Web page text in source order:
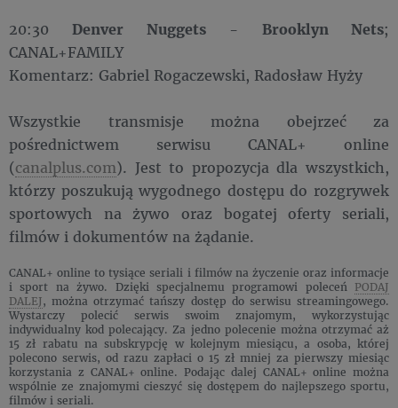
20:30Denver Nuggets- Brooklyn Nets;
CANAL+FAMILY
Komentarz: Gabriel Rogaczewski, Radosław Hyży
Wszystkie transmisje można obejrzeć za
pośrednictwem serwisu CANAL+ online
(canalplus.com). Jest to propozycja dla wszystkich,
którzy poszukują wygodnego dostępu do rozgrywek
sportowych na żywo oraz bogatej oferty seriali,
filmów i dokumentów na żądanie.
CANAL+ online to tysiące seriali i filmów na życzenie oraz informacje
i sport na żywo. Dzięki specjalnemu programowi poleceń PODAJ
DALEJ, można otrzymać tańszy dostęp do serwisu streamingowego.
Wystarczy polecić serwis swoim znajomym, wykorzystując
indywidualny kod polecający. Za jedno polecenie można otrzymać aż
15 zł rabatu na subskrypcję w kolejnym miesiącu, a osoba, której
polecono serwis, od razu zapłaci o 15 zł mniej za pierwszy miesiąc
korzystania z CANAL+ online. Podając dalej CANAL+ online można
wspólnie ze znajomymi cieszyć się dostępem do najlepszego sportu,
filmów i seriali.